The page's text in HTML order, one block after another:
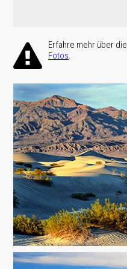
Erfahre mehr über die
Fotos.